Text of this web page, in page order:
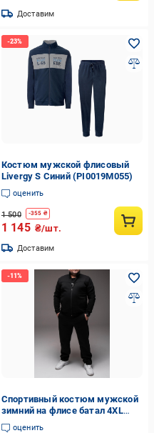
Доставим
Костюм мужской флисовый
Livergy S Синий (PI0019M055)
оценить
1 500 -355 ₴
1 145 ₴/шт.
Доставим
Спортивный костюм мужской
зимний на флисе батал 4XL
Черный (2440/1)
оценить